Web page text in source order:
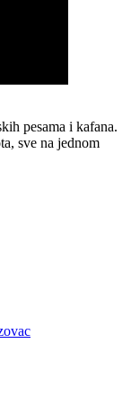
pesama i kafana.
sve na jednom